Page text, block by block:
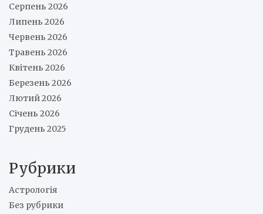
Серпень 2026
Липень 2026
Червень 2026
Травень 2026
Квітень 2026
Березень 2026
Лютий 2026
Січень 2026
Грудень 2025
Рубрики
Астрологія
Без рубрики